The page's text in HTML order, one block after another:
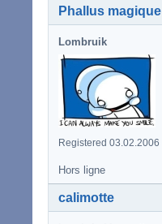
Phallus magique
Lombruik
Registered 03.02.2006
Hors ligne
calimotte